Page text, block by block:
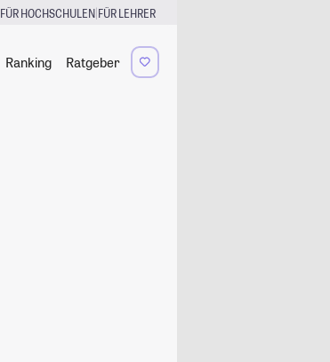
FÜR HOCHSCHULEN|FÜR LEHRER
Ranking Ratgeber